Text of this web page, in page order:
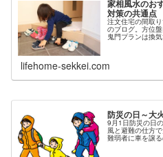
家相風水のお
対策の共通点
注文住宅の間取
のブログ。方位
鬼門プランは換
士へ
lifehome-sekkei.com
防災の日～大
9月1日防災の日
風と避難の仕方
難弱者に車を譲